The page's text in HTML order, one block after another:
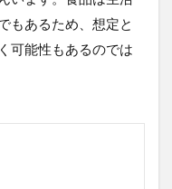
もあるため、想定と
可能性もあるのでは